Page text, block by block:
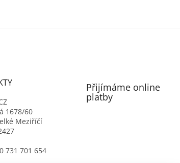
1678/60
Meziříčí
731 701 654
Přijímáme online
platby